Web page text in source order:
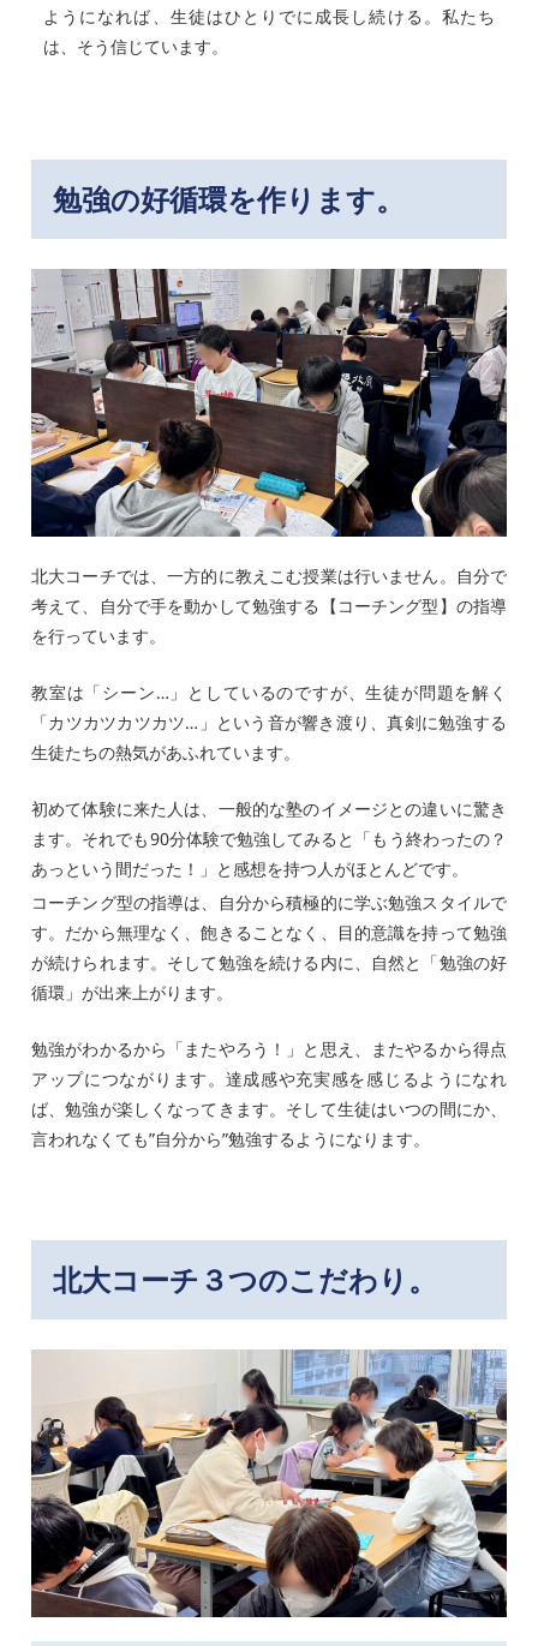
ようになれば、生徒はひとりでに成長し続ける。私たち
は、そう信じています。
勉強の好循環を作ります。
北大コーチでは、一方的に教えこむ授業は行いません。自分で
考えて、自分で手を動かして勉強する【コーチング型】の指導
を行っています。
教室は「シーン…」としているのですが、生徒が問題を解く
「カツカツカツカツ…」という音が響き渡り、真剣に勉強する
生徒たちの熱気があふれています。
初めて体験に来た人は、一般的な塾のイメージとの違いに驚き
ます。それでも90分体験で勉強してみると「もう終わったの？
あっという間だった！」と感想を持つ人がほとんどです。
コーチング型の指導は、自分から積極的に学ぶ勉強スタイルで
す。だから無理なく、飽きることなく、目的意識を持って勉強
が続けられます。そして勉強を続ける内に、自然と「勉強の好
循環」が出来上がります。
勉強がわかるから「またやろう！」と思え、またやるから得点
アップにつながります。達成感や充実感を感じるようになれ
ば、勉強が楽しくなってきます。そして生徒はいつの間にか、
言われなくても”自分から”勉強するようになります。
北大コーチ３つのこだわり。